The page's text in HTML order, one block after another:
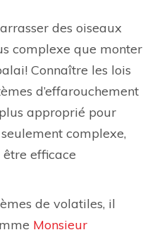
des oiseaux
complexe que monter
Connaître les lois
d’effarouchement
approprié pour
complexe,
être efficace
de volatiles, il
Monsieur